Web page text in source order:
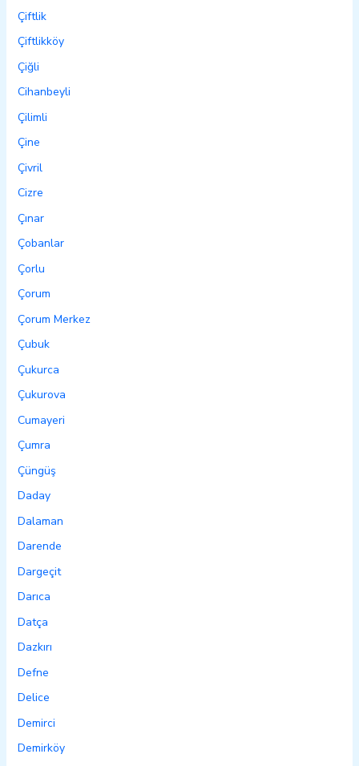
Çiftlik
Çiftlikköy
Çiğli
Cihanbeyli
Çilimli
Çine
Çivril
Cizre
Çınar
Çobanlar
Çorlu
Çorum
Çorum Merkez
Çubuk
Çukurca
Çukurova
Cumayeri
Çumra
Çüngüş
Daday
Dalaman
Darende
Dargeçit
Darıca
Datça
Dazkırı
Defne
Delice
Demirci
Demirköy